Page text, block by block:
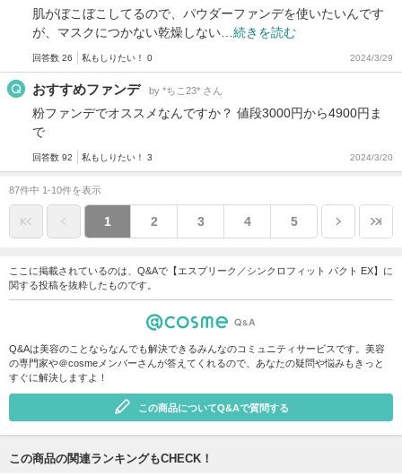
肌がぼこぼこしてるので、パウダーファンデを使いたいんです
が、マスクにつかない乾燥しない… 続きを読む
回答数 26 私もしりたい！ 0 2024/3/29
おすすめファンデ by *ちこ23* さん
粉ファンデでオススメなんですか？ 値段3000円から4900円ま
で
回答数 92 私もしりたい！ 3 2024/3/20
87件中 1-10件を表示
1 2 3 4 5
ここに掲載されているのは、Q&Aで【エスプリーク／シンクロフィット パクト EX】に
関する投稿を抜粋したものです。
Q&Aは美容のことならなんでも解決できるみんなのコミュニティサービスです。美容
の専門家や＠cosmeメンバーさんが答えてくれるので、あなたの疑問や悩みもきっと
すぐに解決しますよ！
この商品についてQ&Aで質問する
この商品の関連ランキングもCHECK！